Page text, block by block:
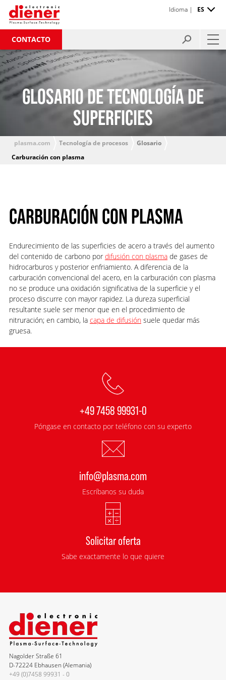
CONTACTO
Idioma | ES
GLOSARIO DE TECNOLOGÍA DE
SUPERFICIES
plasma.com Tecnología de procesos
Glosario
Carburación con plasma
CARBURACIÓN CON PLASMA
Endurecimiento de las superficies de acero a través del aumento
del contenido de carbono por difusión con plasmade gases de
hidrocarburos y posterior enfriamiento. A diferencia de la
carburación convencional del acero, en la carburación con plasma
no se produce una oxidación significativa de la superficie y el
proceso discurre con mayor rapidez. La dureza superficial
resultante suele ser menor que en el procedimiento de
nitruración; en cambio, la capa de difusiónsuele quedar más
gruesa.
+49 7458 99931-0
Póngase en contacto por teléfono con su experto
info@plasma.com
Escríbanos su duda
Solicitar oferta
Sabe exactamente lo que quiere
Nagolder Straße 61
D-72224 Ebhausen (Alemania)
+49 (0)7458 99931 - 0